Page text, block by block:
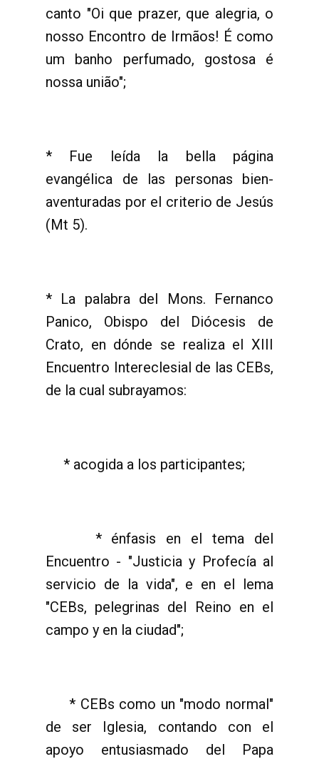
canto "Oi que prazer, que alegria, o
nosso Encontro de Irmãos! É como
um banho perfumado, gostosa é
nossa união";
* Fue leída la bella página
evangélica de las personas bien-
aventuradas por el criterio de Jesús
(Mt 5).
* La palabra del Mons. Fernanco
Panico, Obispo del Diócesis de
Crato, en dónde se realiza el XIII
Encuentro Intereclesial de las CEBs,
de la cual subrayamos:
* acogida a los participantes;
* énfasis en el tema del
Encuentro - "Justicia y Profecía al
servicio de la vida", e en el lema
"CEBs, pelegrinas del Reino en el
campo y en la ciudad";
* CEBs como un "modo normal"
de ser Iglesia, contando con el
apoyo entusiasmado del Papa